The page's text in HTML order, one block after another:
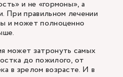
и не «гормоны», а
При правильном лечении
и может полноценно
может затронуть самых
до пожилого, от
в зрелом возрасте. И в